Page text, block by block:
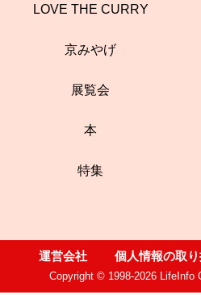
LOVE THE CURRY
京みやげ
展覧会
本
特集
運営会社 個人情報の取
Copyright © 1998-2026 LifeInfo